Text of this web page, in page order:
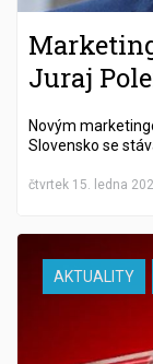
Juraj
Novým
Slovensko se
čtvrtek 15. ledna
AKTUALITY